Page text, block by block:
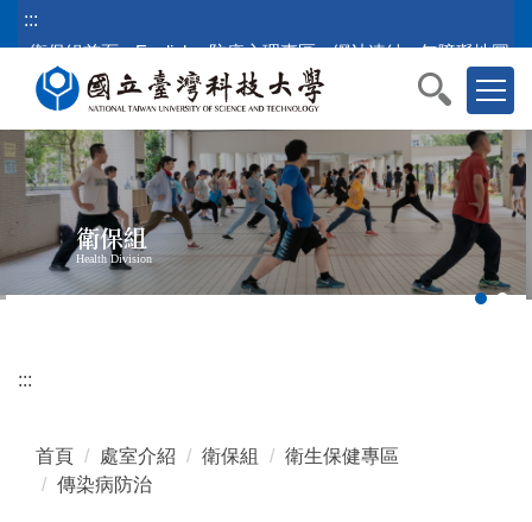
跳
到
內
容
區
塊
:::
衛保組首頁
English 防疫心理專區 網站連結 無障礙地圖
衛保組
Health Division
:::
首頁 處室介紹 衛保組
衛生保健專區
傳染病防治